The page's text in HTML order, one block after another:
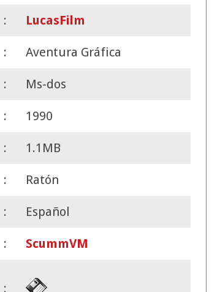
: LucasFilm
: Aventura Gráfica
: Ms-dos
: 1990
: 1.1MB
: Ratón
: Español
: ScummVM
: